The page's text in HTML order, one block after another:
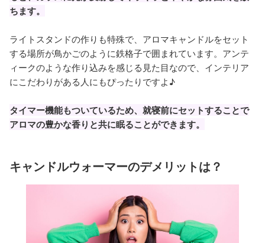
ちます。
ライトスタンドの作りも特殊で、アロマキャンドルをセット
する場所が鳥かごのように鉄格子で囲まれています。アンテ
ィークのような作り込みを感じる見た目なので、インテリア
にこだわりがある人にもぴったりですよ♪
タイマー機能もついているため、就寝前にセットすることで
アロマの豊かな香りと共に眠ることができます。
キャンドルウォーマーのデメリットは？